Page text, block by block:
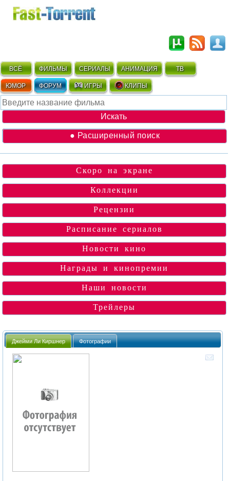
ВСЁ ФИЛЬМЫ СЕРИАЛЫ АНИМАЦИЯ ТВ
ЮМОР ФОРУМ ИГРЫ КЛИПЫ
● Расширенный поиск
Скоро на экране
Коллекции
Рецензии
Расписание сериалов
Новости кино
Награды и кинопремии
Наши новости
Трейлеры
Джейми Ли Киршнер Фотографии